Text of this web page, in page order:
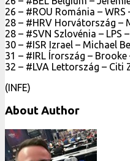
26 – #ROU Románia – WRS
28 – #HRV Horvátország –
28 – #SVN Szlovénia – LPS
30 – #ISR Izrael – Michael
31 – #IRL Írország – Brooke
32 – #LVA Lettország – Citi
(INFE)
About Author